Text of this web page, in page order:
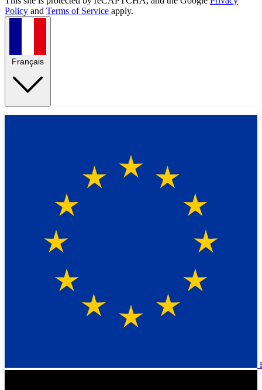
Policy and Terms of Service apply.
Français